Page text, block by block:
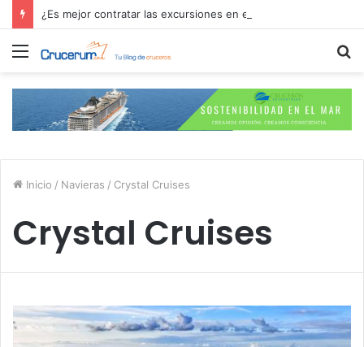
Menú
Inicio / Navieras / Crystal Cruises
Crystal Cruises